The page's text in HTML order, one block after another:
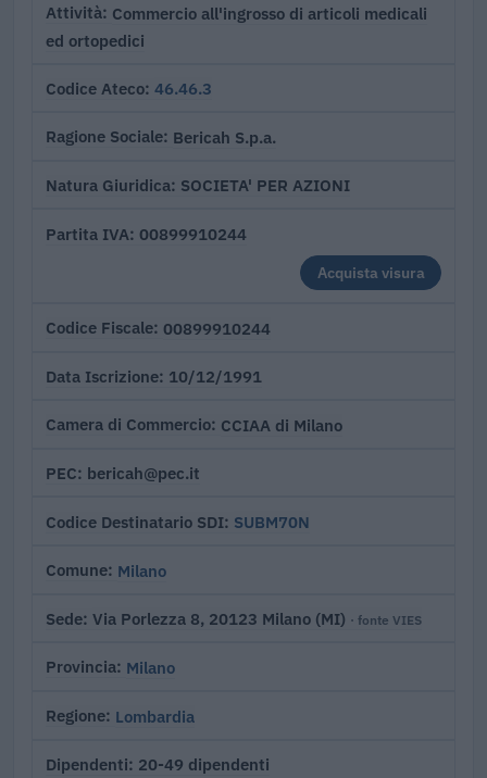
Attività Commercio all'ingrosso di articoli medicali
ed ortopedici
Codice Ateco 46.46.3
Ragione Sociale Bericah S.p.a.
Natura Giuridica SOCIETA' PER AZIONI
Partita IVA 00899910244
Acquista visura
Codice Fiscale 00899910244
Data Iscrizione 10/12/1991
Camera di Commercio CCIAA di Milano
PEC bericah@pec.it
Codice Destinatario SDI SUBM70N
Comune Milano
Sede Via Porlezza 8, 20123 Milano (MI) · fonte VIES
Provincia Milano
Regione Lombardia
Dipendenti 20-49 dipendenti